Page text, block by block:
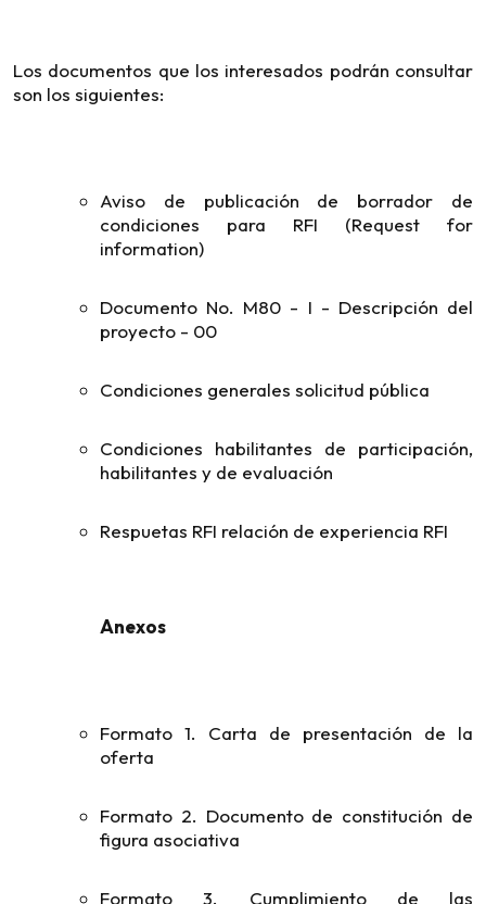
Los documentos que los interesados podrán consultar
son los siguientes:
Aviso de publicación de borrador de
condiciones para RFI (Request for
information)
Documento No. M80 - I - Descripción del
proyecto - 00
Condiciones generales solicitud pública
Condiciones habilitantes de participación,
habilitantes y de evaluación
Respuetas RFI relación de experiencia RFI
Anexos
Formato 1. Carta de presentación de la
oferta
Formato 2. Documento de constitución de
figura asociativa
Formato 3. Cumplimiento de las